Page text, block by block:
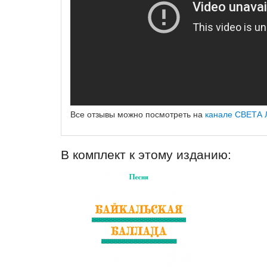
Все отзывы можно посмотреть на канале СВЕТА
В комплект к этому изданию: